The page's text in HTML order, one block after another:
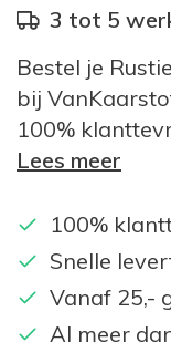
3 tot 5
Bestel je
bij
100%
Lees meer
100%
Snelle
Vanaf 25,-
Al meer